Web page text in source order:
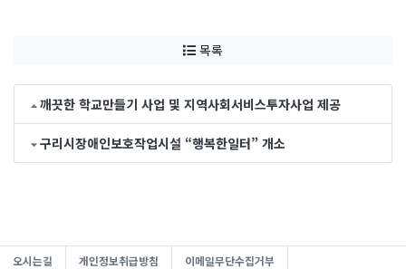
목록
깨끗한 학교만들기 사업 및 지역사회서비스투자사업 제공
구리시장애인보호작업시설 “행복한일터” 개소
오시는길 개인정보취급방침 이메일무단수집거부